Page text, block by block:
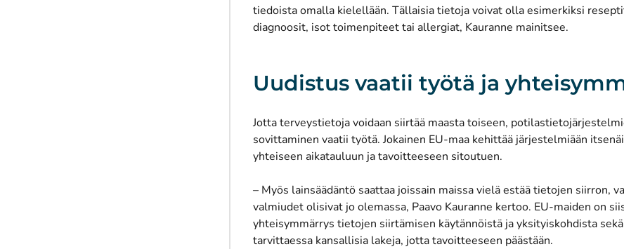
tiedoista omalla kielellään. Tällaisia tietoja voivat olla esimerkiksi
diagnoosit, isot toimenpiteet tai allergiat, Kauranne mainitsee.
Uudistus vaatii työtä ja
Jotta terveystietoja voidaan siirtää maasta toiseen,
sovittaminen vaatii työtä. Jokainen EU-maa kehittää järjestelmiään
yhteiseen aikatauluun ja tavoitteeseen sitoutuen.
– Myös lainsäädäntö saattaa joissain maissa vielä estää tietojen siirron,
valmiudet olisivat jo olemassa, Paavo Kauranne kertoo. EU-maiden on
yhteisymmärrys tietojen siirtämisen käytännöistä ja yksityiskohdista
tarvittaessa kansallisia lakeja, jotta tavoitteeseen päästään.